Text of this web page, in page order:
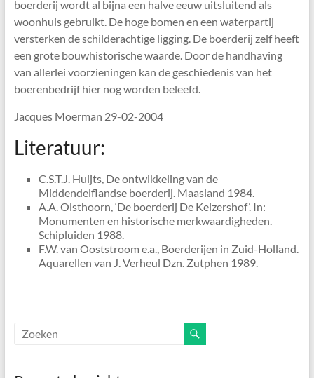
boerderij wordt al bijna een halve eeuw uitsluitend als
woonhuis gebruikt. De hoge bomen en een waterpartij
versterken de schilderachtige ligging. De boerderij zelf heeft
een grote bouwhistorische waarde. Door de handhaving
van allerlei voorzieningen kan de geschiedenis van het
boerenbedrijf hier nog worden beleefd.
Jacques Moerman 29-02-2004
Literatuur:
C.S.T.J. Huijts, De ontwikkeling van de
Middendelflandse boerderij. Maasland 1984.
A.A. Olsthoorn, ‘De boerderij De Keizershof’. In:
Monumenten en historische merkwaardigheden.
Schipluiden 1988.
F.W. van Ooststroom e.a., Boerderijen in Zuid-Holland.
Aquarellen van J. Verheul Dzn. Zutphen 1989.